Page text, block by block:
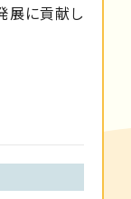
展に貢献し